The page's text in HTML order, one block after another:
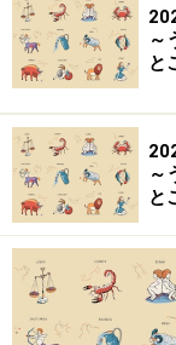
を口にしてしま
う。そこで、気
の気がなくても
くといいみたい
物事のいい面を
ーズを心がけて
める人と認識さ
らえることにな
～
と
～
と